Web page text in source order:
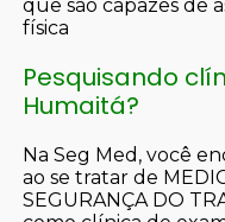
que são capazes de
física
Pesquisando
Humaitá?
Na Seg Med, você
ao se tratar de
SEGURANÇA DO